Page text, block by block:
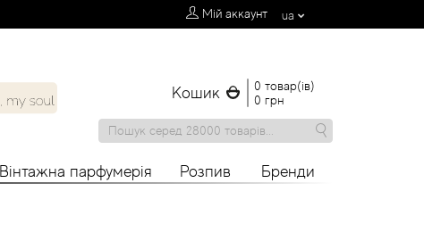
Мій аккаунт ua
Кошик
0 товар(ів)
0 грн
Вінтажна парфумерія Розпив Бренди